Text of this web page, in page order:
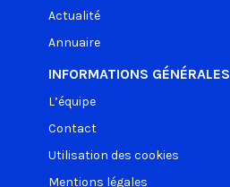
Actualité
Annuaire
INFORMATIONS GÉNÉRALES
L’équipe
Contact
Utilisation des cookies
Mentions légales